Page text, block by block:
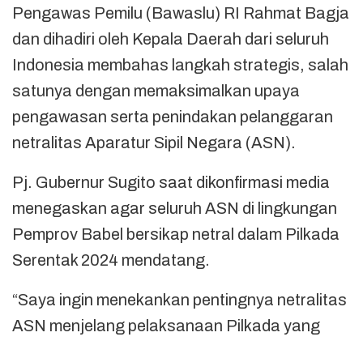
Pengawas Pemilu (Bawaslu) RI Rahmat Bagja
dan dihadiri oleh Kepala Daerah dari seluruh
Indonesia membahas langkah strategis, salah
satunya dengan memaksimalkan upaya
pengawasan serta penindakan pelanggaran
netralitas Aparatur Sipil Negara (ASN).
Pj. Gubernur Sugito saat dikonfirmasi media
menegaskan agar seluruh ASN di lingkungan
Pemprov Babel bersikap netral dalam Pilkada
Serentak 2024 mendatang.
“Saya ingin menekankan pentingnya netralitas
ASN menjelang pelaksanaan Pilkada yang